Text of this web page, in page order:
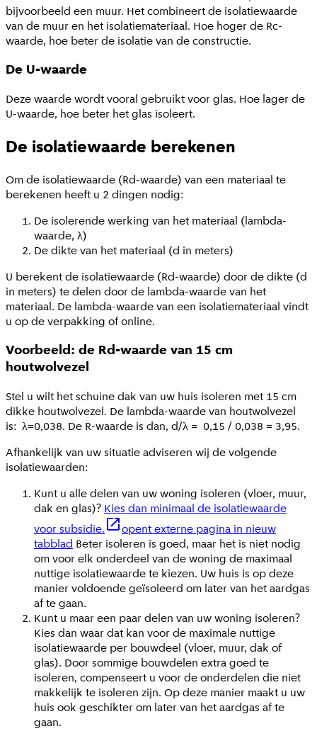
bijvoorbeeld een muur. Het combineert de isolatiewaarde
van de muur en het isolatiemateriaal. Hoe hoger de Rc-
waarde, hoe beter de isolatie van de constructie.
De U-waarde
Deze waarde wordt vooral gebruikt voor glas. Hoe lager de
U-waarde, hoe beter het glas isoleert.
De isolatiewaarde berekenen
Om de isolatiewaarde (Rd-waarde) van een materiaal te
berekenen heeft u 2 dingen nodig:
De isolerende werking van het materiaal (lambda-
waarde, λ)
De dikte van het materiaal (d in meters)
U berekent de isolatiewaarde (Rd-waarde) door de dikte (d
in meters) te delen door de lambda-waarde van het
materiaal. De lambda-waarde van een isolatiemateriaal vindt
u op de verpakking of online.
Voorbeeld: de Rd-waarde van 15 cm
houtwolvezel
Stel u wilt het schuine dak van uw huis isoleren met 15 cm
dikke houtwolvezel. De lambda-waarde van houtwolvezel
is: λ=0,038. De R-waarde is dan, d/λ = 0,15 / 0,038 = 3,95.
Afhankelijk van uw situatie adviseren wij de volgende
isolatiewaarden:
Kunt u alle delen van uw woning isoleren (vloer, muur,
dak en glas)? Kies dan minimaal de isolatiewaarde
voor subsidie.
opent externe pagina in nieuw
tabblad Beter isoleren is goed, maar het is niet nodig
om voor elk onderdeel van de woning de maximaal
nuttige isolatiewaarde te kiezen. Uw huis is op deze
manier voldoende geïsoleerd om later van het aardgas
af te gaan.
Kunt u maar een paar delen van uw woning isoleren?
Kies dan waar dat kan voor de maximale nuttige
isolatiewaarde per bouwdeel (vloer, muur, dak of
glas). Door sommige bouwdelen extra goed te
isoleren, compenseert u voor de onderdelen die niet
makkelijk te isoleren zijn. Op deze manier maakt u uw
huis ook geschikter om later van het aardgas af te
gaan.